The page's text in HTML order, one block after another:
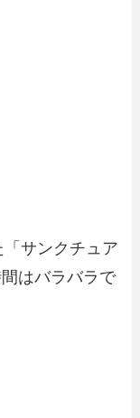
サンクチュア
はバラバラで